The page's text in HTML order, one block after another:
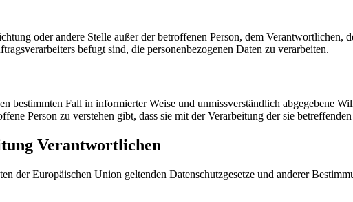
oder andere Stelle außer der betroffenen Person, dem Verantwortlichen,
befugt sind, die personenbezogenen Daten zu verarbeiten.
Fall in informierter Weise und unmissverständlich abgegebene
Person zu verstehen gibt, dass sie mit der Verarbeitung der sie
Verantwortlichen
der Europäischen Union geltenden Datenschutzgesetze und anderer